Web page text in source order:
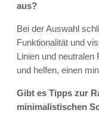
aus?
Bei der Auswahl
Funktionalität und
Linien und
und helfen, einen
Gibt es Tipps zur
minimalistischen